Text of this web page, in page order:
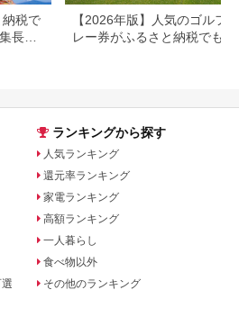
納税で
長お
【2026年版】人気のゴルフ
レー券がふるさと納税でもら
ランキングから探す
人気ランキング
還元率ランキング
家電ランキング
高額ランキング
一人暮らし
食べ物以外
その他のランキング